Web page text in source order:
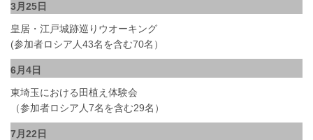
3月25日
皇居・江戸城跡巡りウオーキング
(参加者ロシア人43名を含む70名）
6月4日
東埼玉における田植え体験会
（参加者ロシア人7名を含む29名）
7月22日